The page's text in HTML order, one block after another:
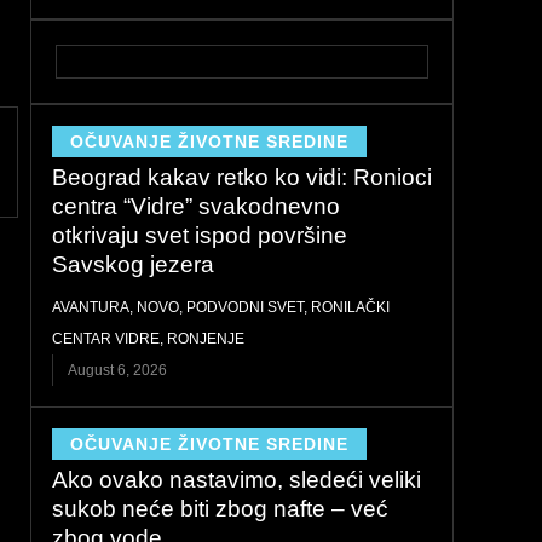
OČUVANJE ŽIVOTNE SREDINE
Beograd kakav retko ko vidi: Ronioci
centra “Vidre” svakodnevno
otkrivaju svet ispod površine
Savskog jezera
AVANTURA, NOVO, PODVODNI SVET, RONILAČKI
CENTAR VIDRE, RONJENJE
August 6, 2026
OČUVANJE ŽIVOTNE SREDINE
Ako ovako nastavimo, sledeći veliki
sukob neće biti zbog nafte – već